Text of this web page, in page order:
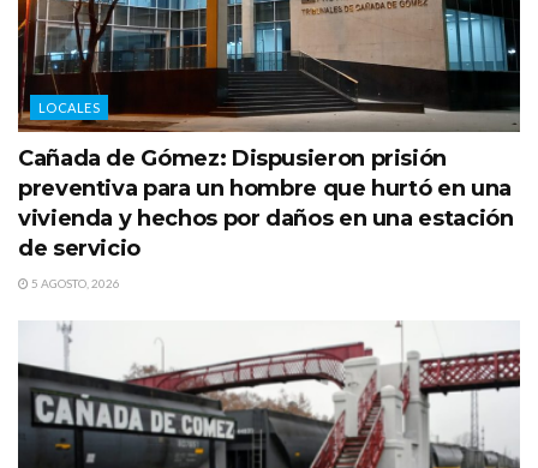
LOCALES
Cañada de Gómez: Dispusieron prisión
preventiva para un hombre que hurtó en una
vivienda y hechos por daños en una estación
de servicio
5 AGOSTO, 2026